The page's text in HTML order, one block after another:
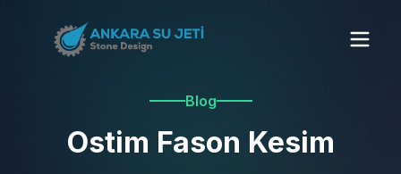
Blog
Ostim Fason Kesim